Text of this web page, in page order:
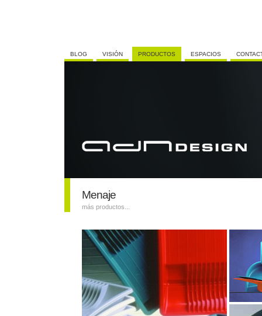
BLOG VISIÓN PRODUCTOS ESPACIOS
Menaje
más productos...